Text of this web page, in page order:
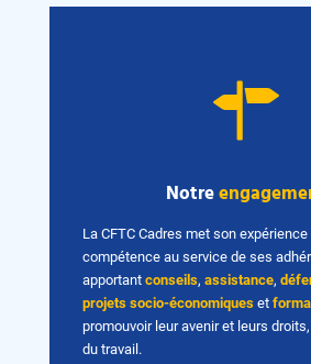
Notre
La CFTC Cadres met son
compétence au service de ses
apportant conseils, assistance,
projets socio-économiques et
promouvoir leur avenir et leurs
du travail.